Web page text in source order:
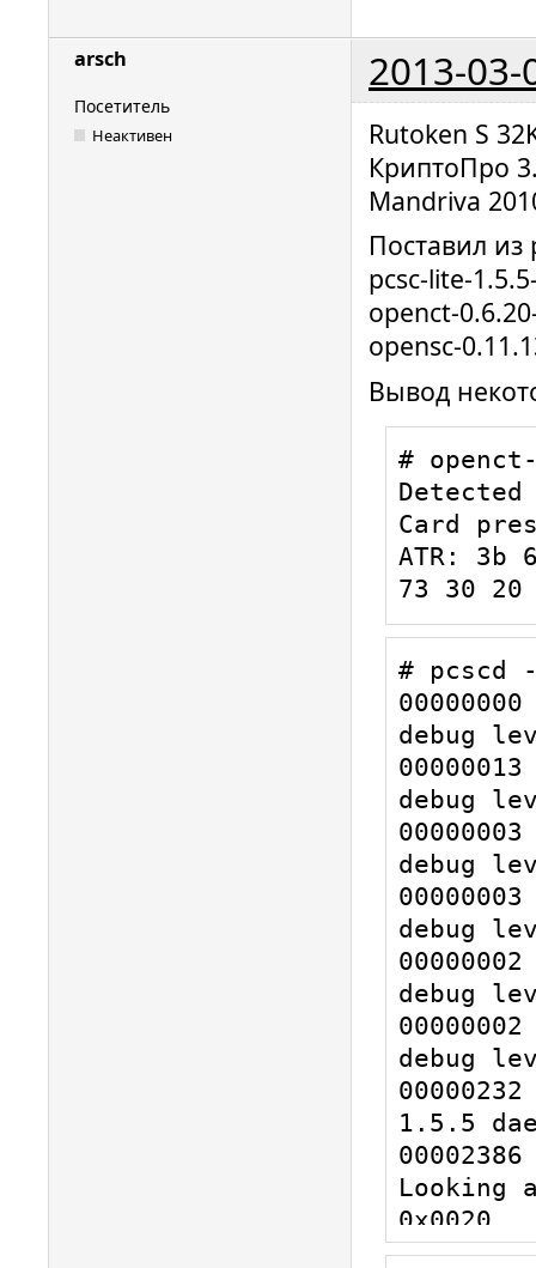
arsch 2013-03-
Посетитель
Неактивен
Rutoken S
КриптоПро
Mandriva
Поставил из
pcsc-lite-
openct-
opensc-
Вывод
#
Card
ATR: 3b
73 30 20
# pcscd
debug
debug
debug
debug
debug
debug
1.5.5
Looking
0x0020